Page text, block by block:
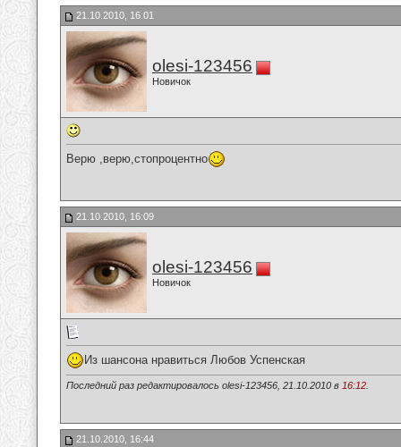
21.10.2010, 16:01
olesi-123456
Новичок
Верю ,верю,стопроцентно
21.10.2010, 16:09
olesi-123456
Новичок
Из шансона нравиться Любов Успенская
Последний раз редактировалось olesi-123456, 21.10.2010 в 16:12
21.10.2010, 16:44